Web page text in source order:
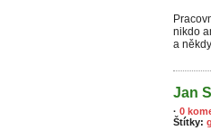
nikdo
a
Jan
· 0
Štítky: